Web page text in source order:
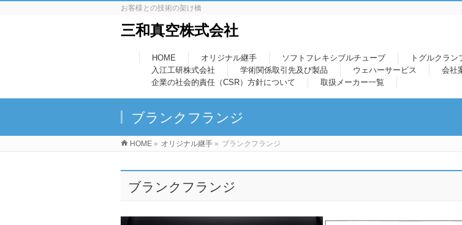
お客様との技術の架け橋
三和真空株式会社
HOME オリジナル継手 ソフトフレキシブルチューブ トグルクラ
入江工研株式会社
学術関係取引先及び製品 ウェハーサービス 会社
企業の社会的責任（CSR）方針について
取扱メーカー一覧
ブランクフランジ
HOME » オリジナル継手 » ブランクフランジ
ブランクフランジ